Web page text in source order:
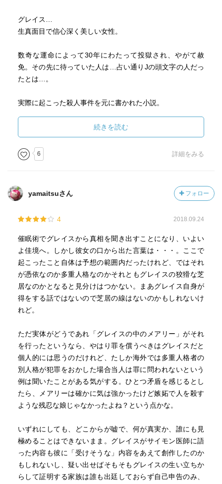
グレイス…
生真面目で信心深く美しい女性。
数奇な運命によって30年にわたって投獄され、やがて赦
免。その先に待っていた人は…占い通りJの頭文字の人だっ
たとは…。
実際に起こった殺人事件を元に書かれた小説。
に長けていて、ひっそりとではあるが確実に迫ってくる
「その日」に焦点をあて、止まることなく人の心に潜むあ
らゆる感情を炙り出してゆく。
ことで気を引くサスペンスとは違い、本当の深淵は人間の
精神であることを教えてくれる。
静かにゆっくりとその深みにおりてゆく…
巧みな性格の描写が不安感をあおる。
まさに、「本物」といえる作品だと思う。
上質な作品を味わった後はどこか清々しい気持ちが湧いて
きて、やっぱり凄腕の作家とは、素晴らしいな…との想い
情報過多の現代にあって、南北戦争前後のこの時代の生活
様式や、自然の描写は、ドロドロとした人間関係の中で、
一服の清涼剤だった。
興味があるのでNetflixでの映像も観てみようと思う。
追記。
映像化された作品も素晴らしかった。
グレイスの謎めいた美しさと素朴な美しさに溢れる情景
と、時代の生活様式が世界観に深みを与えたと思う。
続きを読む
6 詳細をみる
yamaitsuさん フォロー
4 2018.09.24
催眠術でグレイスから真相を聞き出すことになり、いよい
よ佳境へ。しかし彼女の口から出た言葉は・・・。ここで
起こったこと自体は予想の範囲内だったけれど、ではそれ
が憑依なのか多重人格なのかそれともグレイスの狡猾な芝
居なのかとなると見分けはつかない。まあグレイス自身が
得をする話ではないので芝居の線はないのかもしれないけ
れど。
ただ実体がどうであれ「グレイスの中のメアリー」がそれ
を行ったというなら、やはり罪を償うべきはグレイスだと
個人的には思うのだけれど、たしか海外では多重人格者の
別人格が犯罪をおかした場合当人は罪に問われないという
例は聞いたことがある気がする。ひとつ矛盾を感じるとし
たら、メアリーは確かに気は強かったけど嫉妬で人を殺す
ような残忍な娘じゃなかったよね？という点かな。
いずれにしても、どこからが嘘で、何が真実か、誰にも見
極めることはできないまま。グレイスがサイモン医師に語
った内容も彼に「受けそうな」内容をあえて創作したのか
もしれないし、疑い出せばそもそもグレイスの生い立ちか
らして証明する家族は誰も出廷しておらず自己申告のみ、